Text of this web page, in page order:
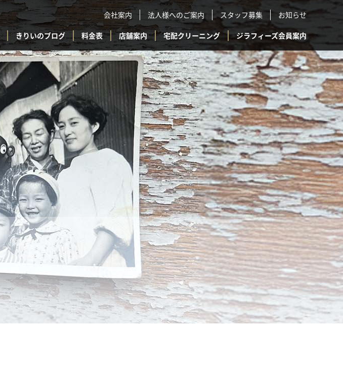
会社案内 法人様へのご案内 スタッフ募集 お知らせ
きりいのブログ 料金表 店舗案内 宅配クリーニング ジラフィーズ会員案内